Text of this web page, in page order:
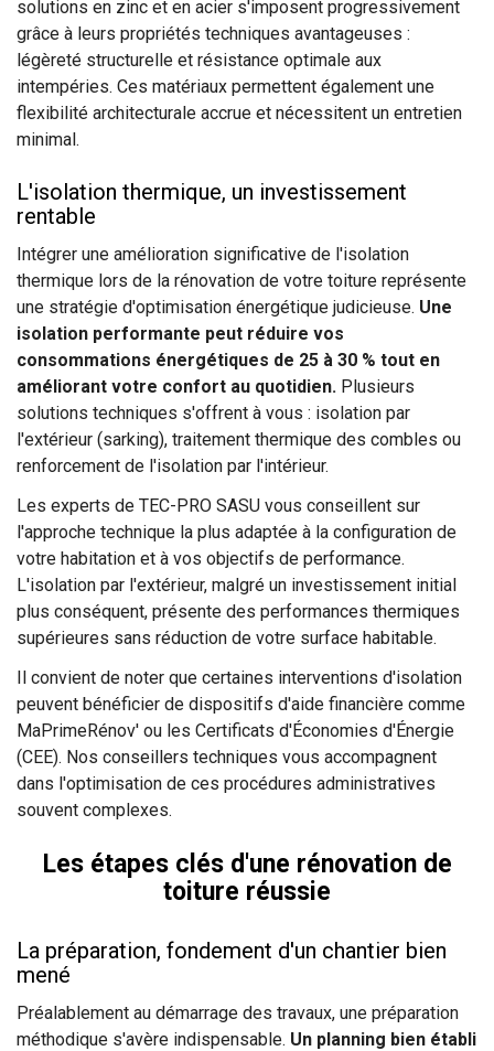
solutions en zinc et en acier s'imposent progressivement
grâce à leurs propriétés techniques avantageuses :
légèreté structurelle et résistance optimale aux
intempéries. Ces matériaux permettent également une
flexibilité architecturale accrue et nécessitent un entretien
minimal.
L'isolation thermique, un investissement
rentable
Intégrer une amélioration significative de l'isolation
thermique lors de la rénovation de votre toiture représente
une stratégie d'optimisation énergétique judicieuse. Une
isolation performante peut réduire vos
consommations énergétiques de 25 à 30 % tout en
améliorant votre confort au quotidien. Plusieurs
solutions techniques s'offrent à vous : isolation par
l'extérieur (sarking), traitement thermique des combles ou
renforcement de l'isolation par l'intérieur.
Les experts de TEC-PRO SASU vous conseillent sur
l'approche technique la plus adaptée à la configuration de
votre habitation et à vos objectifs de performance.
L'isolation par l'extérieur, malgré un investissement initial
plus conséquent, présente des performances thermiques
supérieures sans réduction de votre surface habitable.
Il convient de noter que certaines interventions d'isolation
peuvent bénéficier de dispositifs d'aide financière comme
MaPrimeRénov' ou les Certificats d'Économies d'Énergie
(CEE). Nos conseillers techniques vous accompagnent
dans l'optimisation de ces procédures administratives
souvent complexes.
Les étapes clés d'une rénovation de
toiture réussie
La préparation, fondement d'un chantier bien
mené
Préalablement au démarrage des travaux, une préparation
méthodique s'avère indispensable. Un planning bien établi